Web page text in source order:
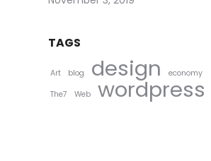
TAGS
Art blog design economy
The7 Web wordpress